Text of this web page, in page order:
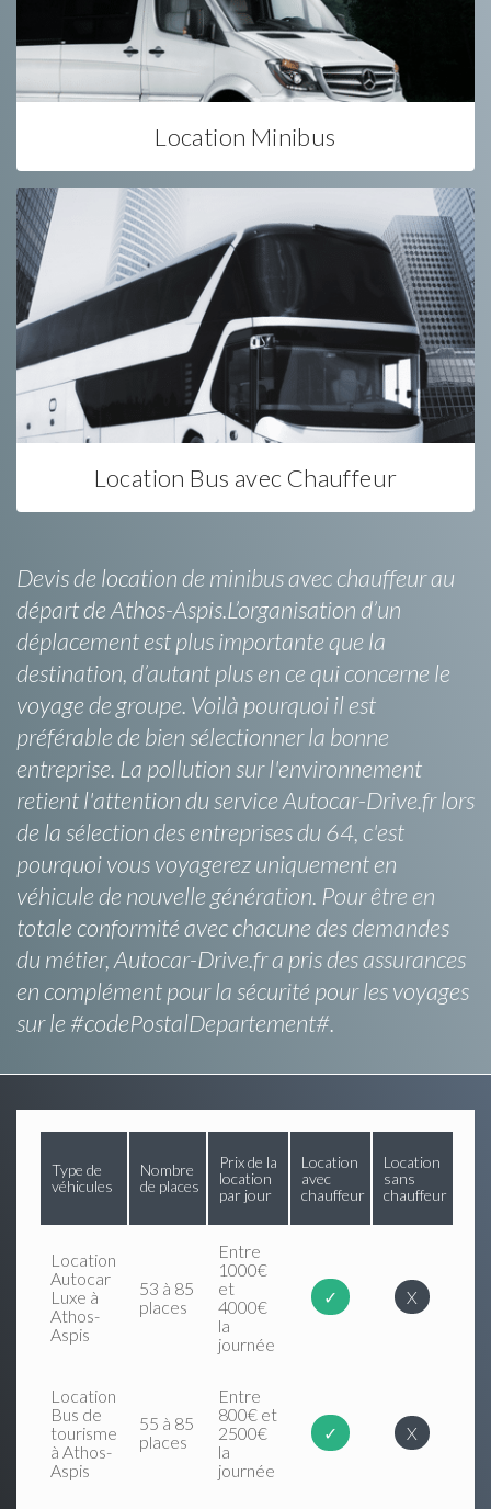
Location Minibus
Location Bus avec Chauffeur
Devis de location de minibus avec chauffeur au
départ de Athos-Aspis.L’organisation d’un
déplacement est plus importante que la
destination, d’autant plus en ce qui concerne le
voyage de groupe. Voilà pourquoi il est
préférable de bien sélectionner la bonne
entreprise. La pollution sur l'environnement
retient l'attention du service Autocar-Drive.fr lors
de la sélection des entreprises du 64, c'est
pourquoi vous voyagerez uniquement en
véhicule de nouvelle génération. Pour être en
totale conformité avec chacune des demandes
du métier, Autocar-Drive.fr a pris des assurances
en complément pour la sécurité pour les voyages
sur le #codePostalDepartement#.
Type de
véhicules
Nombre
de places
Prix de la
location
par jour
Location
avec
chauffeur
Location
sans
chauffeur
Location
Autocar
Luxe à
Athos-
Aspis
53 à 85
places
Entre
1000€
et
4000€
la
journée
✓ X
Location
Bus de
tourisme
à Athos-
Aspis
55 à 85
places
Entre
800€ et
2500€
la
journée
✓ X